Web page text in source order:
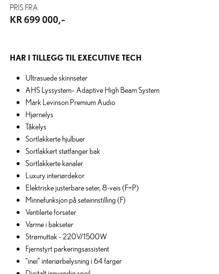
PRIS FRA
KR 699 000,-
HAR I TILLEGG TIL EXECUTIVE TECH
Ultrasuede skinnseter
AHS Lyssystem– Adaptive High Beam System
Mark Levinson Premium Audio
Hjørnelys
Tåkelys
Sortlakkerte hjulbuer
Sortlakkert støtfanger bak
Sortlakkerte kanaler
Luxury interiørdekor
Elektriske justerbare seter, 8-veis (F+P)
Minnefunksjon på seteinnstilling (F)
Ventilerte forseter
Varme i bakseter
Strømuttak - 220V/1500W
Fjernstyrt parkeringsassistent
“inei” interiørbelysning i 64 farger